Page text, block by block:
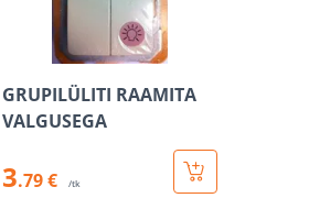
GRUPILÜLITI RAAMITA
VALGUSEGA
3.79 € /tk